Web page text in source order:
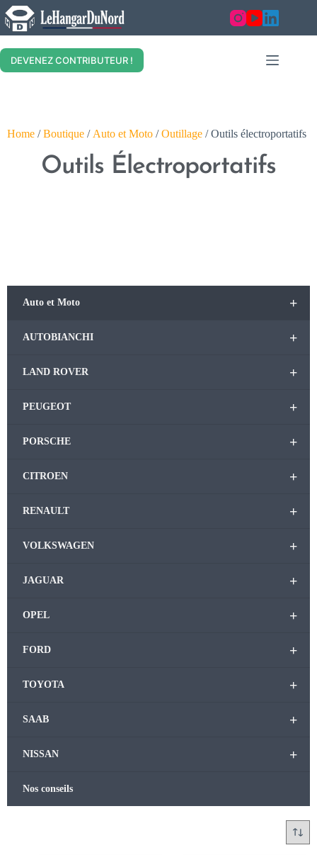
DEVENEZ CONTRIBUTEUR !
Home /Boutique / Auto et Moto /Outillage / Outils électroportatifs
Outils Électroportatifs
+
Auto et Moto
+
AUTOBIANCHI
+
LAND ROVER
+
PEUGEOT
+
PORSCHE
+
CITROEN
+
RENAULT
+
VOLKSWAGEN
+
JAGUAR
+
OPEL
+
FORD
+
TOYOTA
+
SAAB
+
NISSAN
Nos conseils